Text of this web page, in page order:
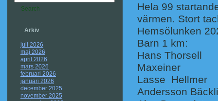
Arkiv
juli 2026
maj 2026
april 2026
mars 2026
februari 2026
januari 2026
december 2025
november 2025
Hela 99
värmen. Stort
Hemsölunken
Barn 1 km:
Hans
Maxeiner
Lasse
Andersson